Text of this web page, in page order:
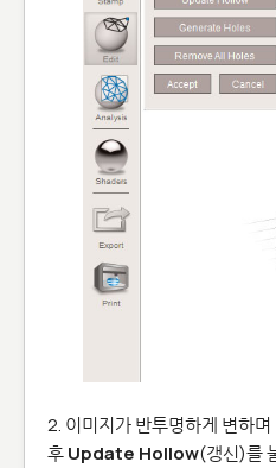
2. 이미지가 반투명하게 변하
후Update Hollow(갱신)를